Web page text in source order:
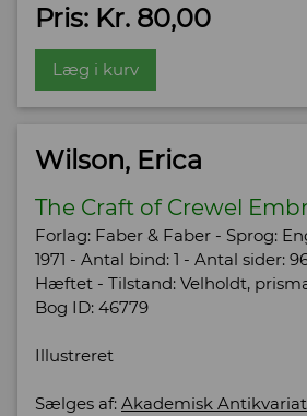
Pris: Kr. 80,00
Læg i kurv
Wilson, Erica
The Craft of Crewel
Forlag: Faber & Faber - Sprog:
1971 - Antal bind: 1 - Antal sider:
Hæftet - Tilstand: Velholdt,
Bog ID: 46779
Illustreret
Sælges af: Akademisk Antikvariat